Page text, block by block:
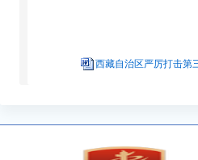
西藏自治区严厉打击第